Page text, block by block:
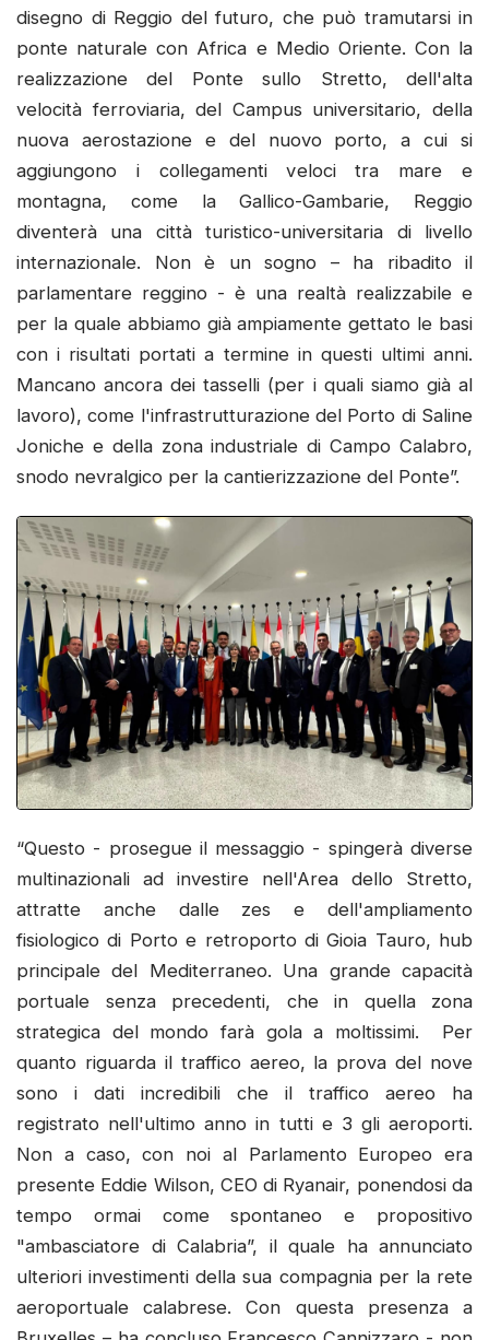
disegno di Reggio del futuro, che può tramutarsi in
ponte naturale con Africa e Medio Oriente. Con la
realizzazione del Ponte sullo Stretto, dell'alta
velocità ferroviaria, del Campus universitario, della
nuova aerostazione e del nuovo porto, a cui si
aggiungono i collegamenti veloci tra mare e
montagna, come la Gallico-Gambarie, Reggio
diventerà una città turistico-universitaria di livello
internazionale. Non è un sogno – ha ribadito il
parlamentare reggino - è una realtà realizzabile e
per la quale abbiamo già ampiamente gettato le basi
con i risultati portati a termine in questi ultimi anni.
Mancano ancora dei tasselli (per i quali siamo già al
lavoro), come l'infrastrutturazione del Porto di Saline
Joniche e della zona industriale di Campo Calabro,
snodo nevralgico per la cantierizzazione del Ponte”.
“Questo - prosegue il messaggio - spingerà diverse
multinazionali ad investire nell'Area dello Stretto,
attratte anche dalle zes e dell'ampliamento
fisiologico di Porto e retroporto di Gioia Tauro, hub
principale del Mediterraneo. Una grande capacità
portuale senza precedenti, che in quella zona
strategica del mondo farà gola a moltissimi. Per
quanto riguarda il traffico aereo, la prova del nove
sono i dati incredibili che il traffico aereo ha
registrato nell'ultimo anno in tutti e 3 gli aeroporti.
Non a caso, con noi al Parlamento Europeo era
presente Eddie Wilson, CEO di Ryanair, ponendosi da
tempo ormai come spontaneo e propositivo
"ambasciatore di Calabria”, il quale ha annunciato
ulteriori investimenti della sua compagnia per la rete
aeroportuale calabrese. Con questa presenza a